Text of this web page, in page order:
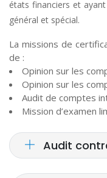
états financiers et
général et spécial.
La missions de
de :
Opinion sur les
Opinion sur les
Audit de comptes
Mission d’examen
Audit